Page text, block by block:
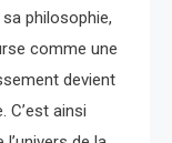
philosophie,
comme une
devient
C’est ainsi